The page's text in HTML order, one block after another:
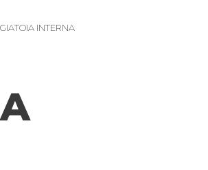
INTERNA